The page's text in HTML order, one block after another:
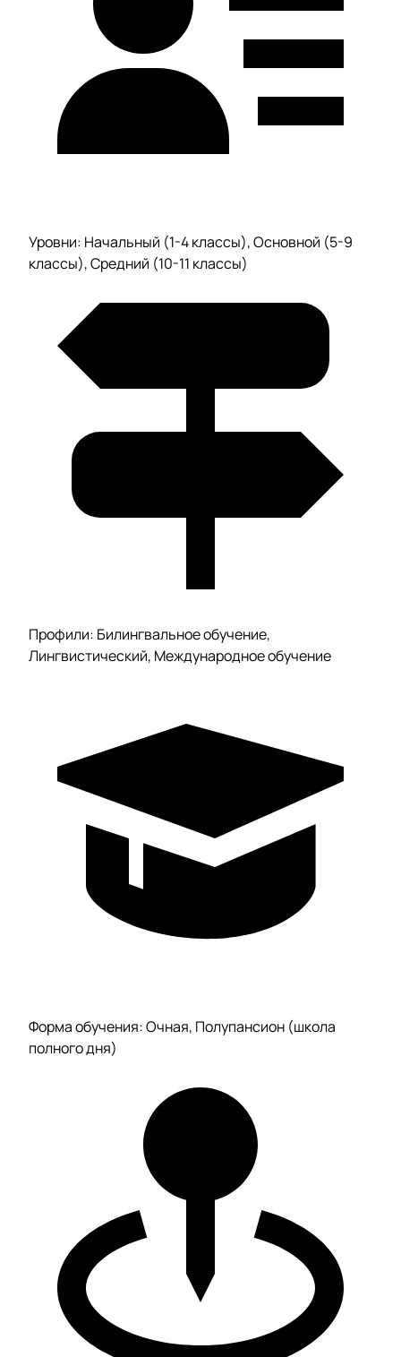
Уровни: Начальный (1-4 классы), Основной (5-9
классы), Средний (10-11 классы)
Профили: Билингвальное обучение,
Лингвистический, Международное обучение
Форма обучения: Очная, Полупансион (школа
полного дня)